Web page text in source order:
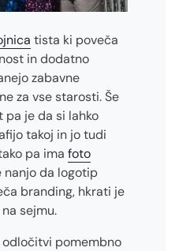
tista ki poveča
in dodatno
zabavne
za vse starosti. Še
je da si lahko
takoj in jo tudi
pa ima foto
nanjo da logotip
branding, hkrati je
sejmu.
pomembno